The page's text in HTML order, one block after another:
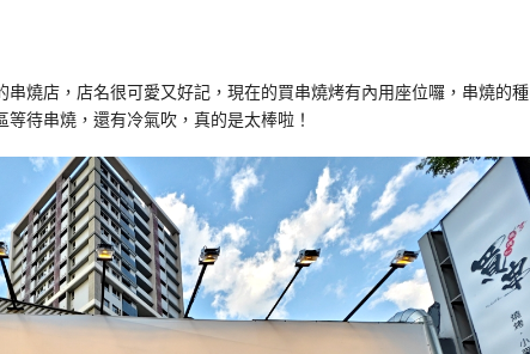
燒店，店名很可愛又好記，現在的買串燒烤有內用座位囉，串燒的種
待串燒，還有冷氣吹，真的是太棒啦！